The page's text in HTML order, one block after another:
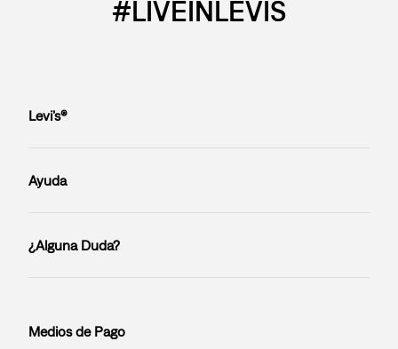
#LIVEINLEVIS
Levi’s®
Ayuda
¿Alguna Duda?
Medios de Pago